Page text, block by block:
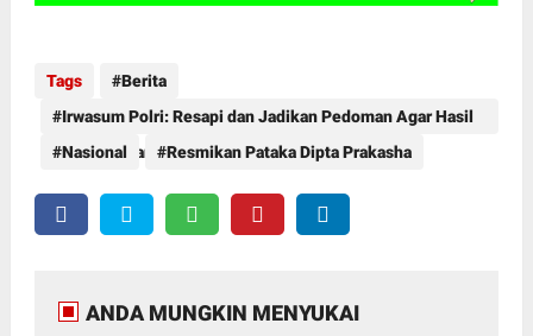
Tags
Berita
Irwasum Polri: Resapi dan Jadikan Pedoman Agar Hasil
Kerja Bermanfaat bagi Masyarakat
Nasional Resmikan Pataka Dipta Prakasha
ANDA MUNGKIN MENYUKAI